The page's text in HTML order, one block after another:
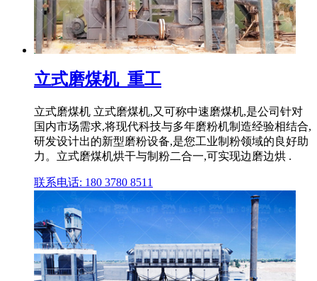
立式磨煤机_重工
立式磨煤机 立式磨煤机,又可称中速磨煤机,是公司针对
国内市场需求,将现代科技与多年磨粉机制造经验相结合,
研发设计出的新型磨粉设备,是您工业制粉领域的良好助
力。立式磨煤机烘干与制粉二合一,可实现边磨边烘 .
联系电话: 180 3780 8511